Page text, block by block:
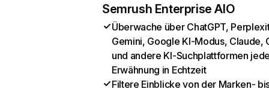
Semrush Enterprise AIO
Überwache über ChatGPT,
Gemini, Google KI-Modus, Claude,
und andere KI-Suchplattformen
Erwähnung in Echtzeit
Filtere Einblicke von der Marken-